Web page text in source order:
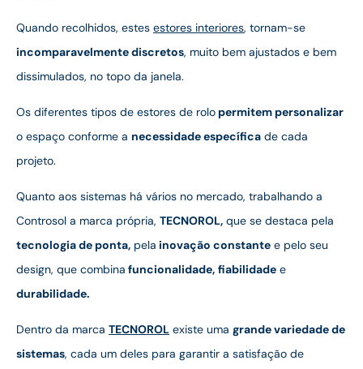
Quando recolhidos, estes estores interiores, tornam-se
incomparavelmente discretos, muito bem ajustados e bem
dissimulados, no topo da janela.
Os diferentes tipos de estores de rolo permitem personalizar
o espaço conforme a necessidade específica de cada
projeto.
Quanto aos sistemas há vários no mercado, trabalhando a
Controsol a marca própria, TECNOROL, que se destaca pela
tecnologia de ponta, pela inovação constante e pelo seu
design, que combina funcionalidade, fiabilidade e
durabilidade.
Dentro da marca TECNOROL existe uma grande variedade de
sistemas, cada um deles para garantir a satisfação de